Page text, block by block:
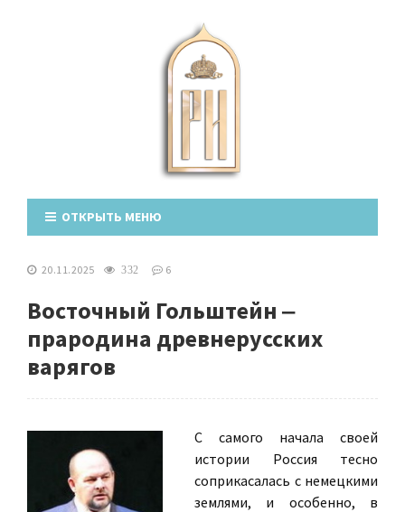
ОТКРЫТЬ МЕНЮ
20.11.2025 332 6
Восточный Гольштейн ‒
прародина древнерусских
варягов
С самого начала своей
истории Россия тесно
соприкасалась с немецкими
землями, и особенно, в